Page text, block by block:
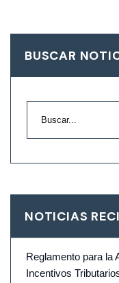
BUSCAR
NOTICIAS
Reglamento para la
Incentivos